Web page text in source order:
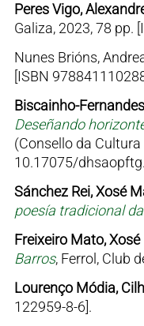
Peres Vigo,
Galiza, 2023, 78 pp.
Nunes Brións,
[ISBN
Biscainho-
Deseñando
(Consello da
10.17075/
Sánchez Rei, Xosé
poesía tradicional
Freixeiro Mato,
Barros, Ferrol, Club
Lourenço Módia,
122959-8-6].